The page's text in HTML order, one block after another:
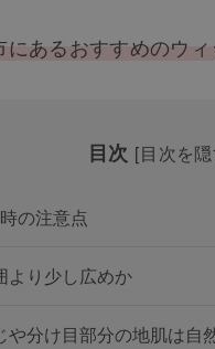
にあるおすすめのウ
目次 [目次を
の注意点
より少し広めか
や分け目部分の地肌は自